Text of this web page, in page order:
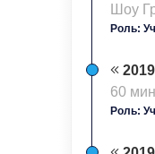
Шоу
Роль:
2019
60
Роль: